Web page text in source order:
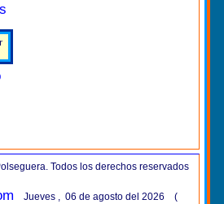
Todos los derechos reservados
Jueves , 06 de agosto del 2026 (